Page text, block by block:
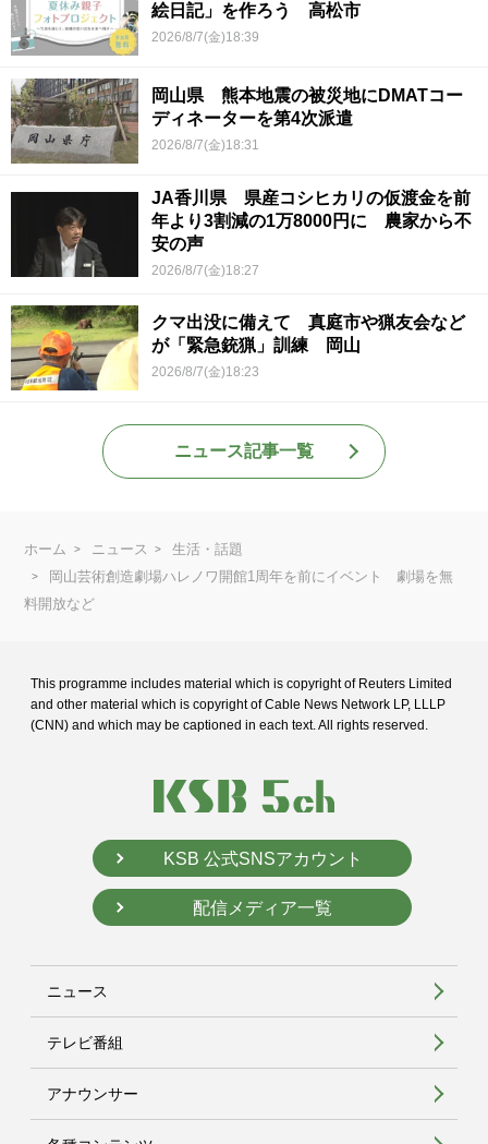
絵日記」を作ろう 高松市
2026/8/7(金)18:39
岡山県 熊本地震の被災地にDMATコー
ディネーターを第4次派遣
2026/8/7(金)18:31
JA香川県 県産コシヒカリの仮渡金を前
年より3割減の1万8000円に 農家から不
安の声
2026/8/7(金)18:27
クマ出没に備えて 真庭市や猟友会など
が「緊急銃猟」訓練 岡山
2026/8/7(金)18:23
ニュース記事一覧
ホーム ニュース
生活・話題
岡山芸術創造劇場ハレノワ開館1周年を前にイベント 劇場を無
料開放など
This programme includes material which is copyright of Reuters Limited
and other material which is copyright of Cable News Network LP, LLLP
(CNN) and which may be captioned in each text. All rights reserved.
KSB 公式SNSアカウント
配信メディア一覧
ニュース
テレビ番組
アナウンサー